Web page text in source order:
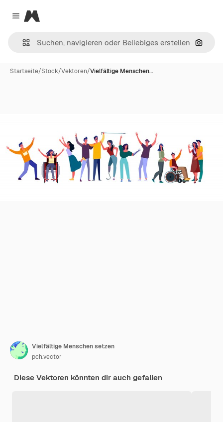
Close menu
Magnific
Nach
Startseite/Stock/Vektoren/Vielfältige Menschen…
Vielfältige Menschen setzen
pch.vector
Diese Vektoren könnten dir auch gefallen